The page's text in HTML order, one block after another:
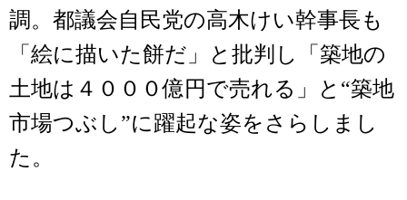
調。都議会自民党の高木けい幹事長も
「絵に描いた餅だ」と批判し「築地の
土地は４０００億円で売れる」と“築地
市場つぶし”に躍起な姿をさらしまし
た。